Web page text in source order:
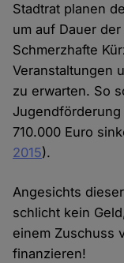
Stadtrat planen
um auf Dauer
Schmerzhafte
Veranstaltungen
zu erwarten. So
Jugendförderung
710.000 Euro
2015).
Angesichts
schlicht kein
einem Zuschuss
finanzieren!